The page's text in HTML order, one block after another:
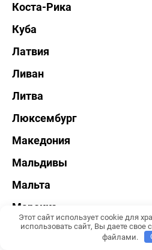
Коста-Рика
Куба
Латвия
Ливан
Литва
Люксембург
Македония
Мальдивы
Мальта
Марокко
Мексика
Этот сайт использует cookie для
использовать сайт, Вы даете свое
файлами.